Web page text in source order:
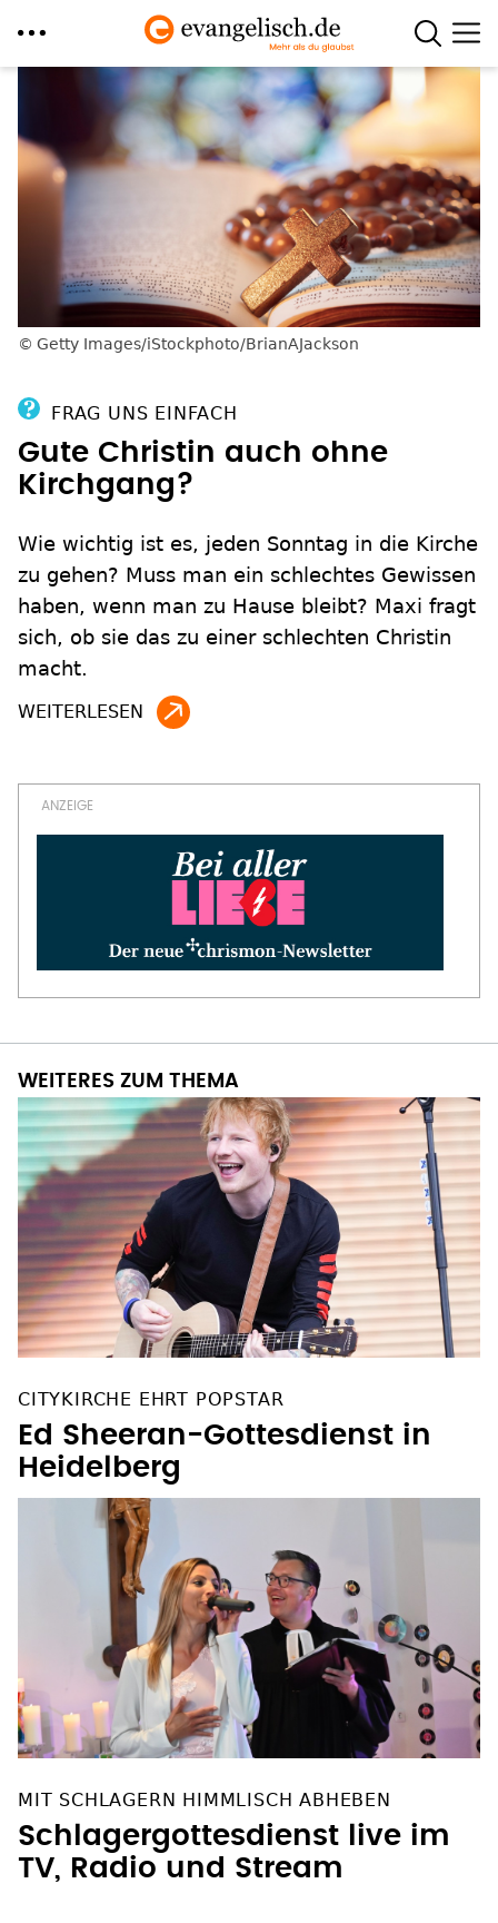
Inhalt
Getty Images/iStockphoto/BrianAJackson
FRAG UNS EINFACH
Gute Christin auch ohne
Kirchgang?
Wie wichtig ist es, jeden Sonntag in die Kirche
zu gehen? Muss man ein schlechtes Gewissen
haben, wenn man zu Hause bleibt? Maxi fragt
sich, ob sie das zu einer schlechten Christin
macht.
WEITERES ZUM THEMA
CITYKIRCHE EHRT POPSTAR
Ed Sheeran-Gottesdienst in
Heidelberg
MIT SCHLAGERN HIMMLISCH ABHEBEN
Schlagergottesdienst live im
TV, Radio und Stream